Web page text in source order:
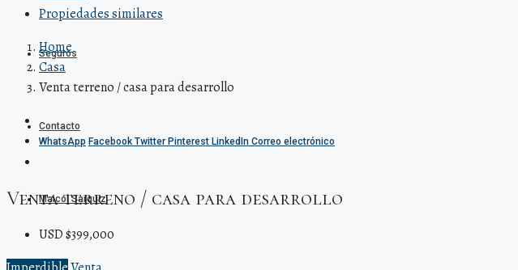
Seguros
Contacto
Maicol Sarquiz
Propiedades similares
Home
Casa
Venta terreno / casa para desarrollo
WhatsApp Facebook Twitter Pinterest LinkedIn Correo electrónico
Venta terreno / casa para desarrollo
USD $399,000